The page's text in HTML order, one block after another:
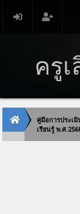
ครู
คู่มือการประเ
เรียนรู้ พ.ศ